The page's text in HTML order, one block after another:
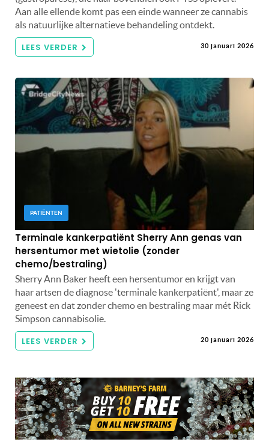
Aan alle ellende komt pas een einde wanneer ze cannabis
als natuurlijke alternatieve behandeling ontdekt.
LEES VERDER 30 januari 2026
PATIËNTEN
Terminale kankerpatiënt Sherry Ann genas van
hersentumor met wietolie (zonder
chemo/bestraling)
Sherry Ann Baker heeft een hersentumor en krijgt van
haar artsen de diagnose 'terminale kankerpatiënt', maar ze
geneest en dat zonder chemo en bestraling maar mét Rick
Simpson cannabisolie.
LEES VERDER 20 januari 2026